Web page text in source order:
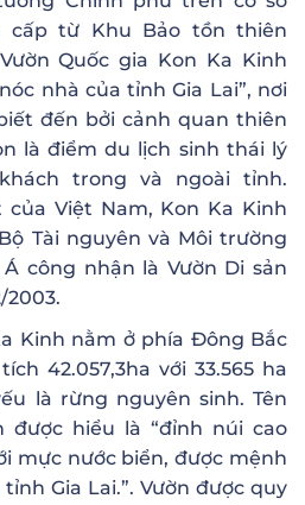
cấp từ Khu Bảo tồn thiên
Quốc gia Kon Ka Kinh
nhà của tỉnh Gia Lai”, nơi
đến bởi cảnh quan thiên
là điểm du lịch sinh thái lý
trong và ngoài tỉnh.
Việt Nam, Kon Ka Kinh
Tài nguyên và Môi trường
công nhận là Vườn Di sản
2003.
Kinh nằm ở phía Đông Bắc
42.057,3ha với 33.565 ha
là rừng nguyên sinh. Tên
được hiểu là “đỉnh núi cao
mực nước biển, được mệnh
Gia Lai.”. Vườn được quy